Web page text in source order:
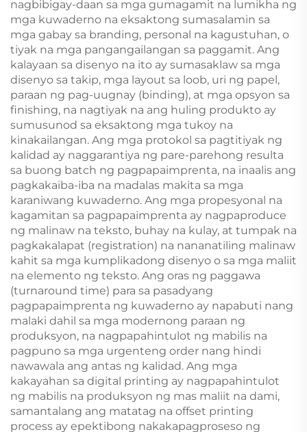
nagbibigay-daan sa mga gumagamit na lumikha ng
mga kuwaderno na eksaktong sumasalamin sa
mga gabay sa branding, personal na kagustuhan, o
tiyak na mga pangangailangan sa paggamit. Ang
kalayaan sa disenyo na ito ay sumasaklaw sa mga
disenyo sa takip, mga layout sa loob, uri ng papel,
paraan ng pag-uugnay (binding), at mga opsyon sa
finishing, na nagtiyak na ang huling produkto ay
sumusunod sa eksaktong mga tukoy na
kinakailangan. Ang mga protokol sa pagtitiyak ng
kalidad ay naggarantiya ng pare-parehong resulta
sa buong batch ng pagpapaimprenta, na inaalis ang
pagkakaiba-iba na madalas makita sa mga
karaniwang kuwaderno. Ang mga propesyonal na
kagamitan sa pagpapaimprenta ay nagpaproduce
ng malinaw na teksto, buhay na kulay, at tumpak na
pagkakalapat (registration) na nananatiling malinaw
kahit sa mga kumplikadong disenyo o sa mga maliit
na elemento ng teksto. Ang oras ng paggawa
(turnaround time) para sa pasadyang
pagpapaimprenta ng kuwaderno ay napabuti nang
malaki dahil sa mga modernong paraan ng
produksyon, na nagpapahintulot ng mabilis na
pagpuno sa mga urgenteng order nang hindi
nawawala ang antas ng kalidad. Ang mga
kakayahan sa digital printing ay nagpapahintulot
ng mabilis na produksyon ng mas maliit na dami,
samantalang ang matatag na offset printing
process ay epektibong nakakapagproseso ng